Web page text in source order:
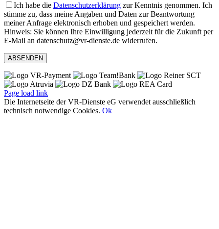
Ich habe die Datenschutzerklärung zur Kenntnis genommen. Ich
stimme zu, dass meine Angaben und Daten zur Beantwortung
meiner Anfrage elektronisch erhoben und gespeichert werden.
Hinweis: Sie können Ihre Einwilligung jederzeit für die Zukunft per
E-Mail an datenschutz@vr-dienste.de widerrufen.
Page load link
Die Internetseite der VR-Dienste eG verwendet ausschließlich
technisch notwendige Cookies. Ok